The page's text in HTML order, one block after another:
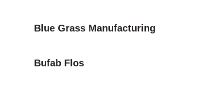
Blue Grass Manufacturing
Bufab Flos